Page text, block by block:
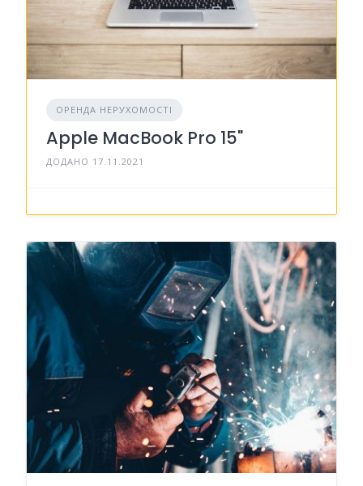
ОРЕНДА НЕРУХОМОСТІ
Apple MacBook Pro 15"
ДОДАНО 17.11.2021